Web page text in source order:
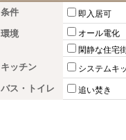
条件 即入居可
環境 オール電化
閑静な住宅
キッチン システムキ
バス・トイレ 追い焚き